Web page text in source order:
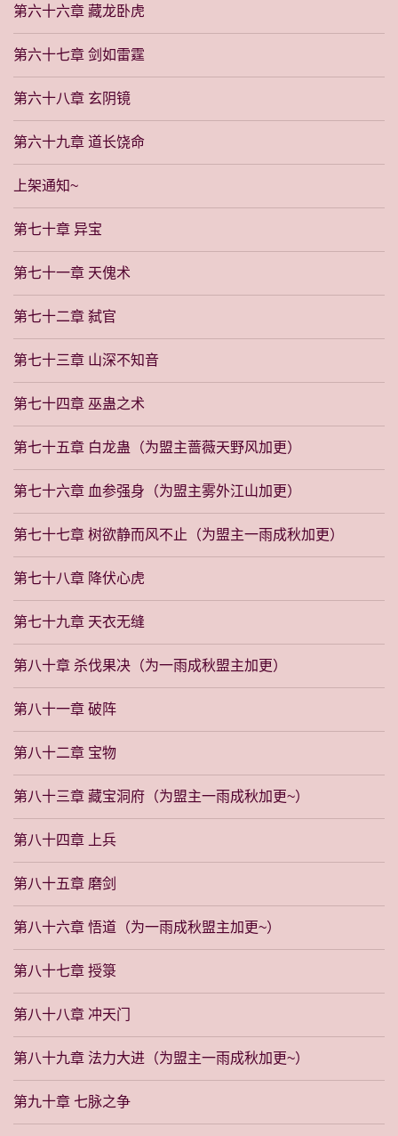
第六十六章 藏龙卧虎
第六十七章 剑如雷霆
第六十八章 玄阴镜
第六十九章 道长饶命
上架通知~
第七十章 异宝
第七十一章 天傀术
第七十二章 弑官
第七十三章 山深不知音
第七十四章 巫蛊之术
第七十五章 白龙蛊（为盟主蔷薇天野风加更）
第七十六章 血参强身（为盟主雾外江山加更）
第七十七章 树欲静而风不止（为盟主一雨成秋加更）
第七十八章 降伏心虎
第七十九章 天衣无缝
第八十章 杀伐果决（为一雨成秋盟主加更）
第八十一章 破阵
第八十二章 宝物
第八十三章 藏宝洞府（为盟主一雨成秋加更~）
第八十四章 上兵
第八十五章 磨剑
第八十六章 悟道（为一雨成秋盟主加更~）
第八十七章 授箓
第八十八章 冲天门
第八十九章 法力大进（为盟主一雨成秋加更~）
第九十章 七脉之争